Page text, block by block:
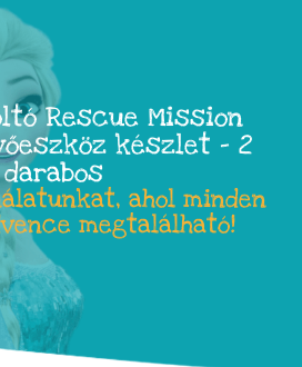
Rescue Mission
készlet – 2
darabos
ahol minden
megtalálható!